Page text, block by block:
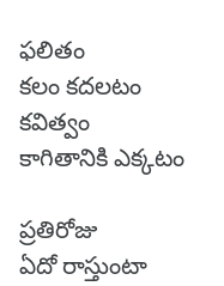
ఫలితం
కలం కదలటం
కవిత్వం
కాగితానికి ఎక్కటం
ప్రతిరోజు
ఏదో రాస్తుంటా